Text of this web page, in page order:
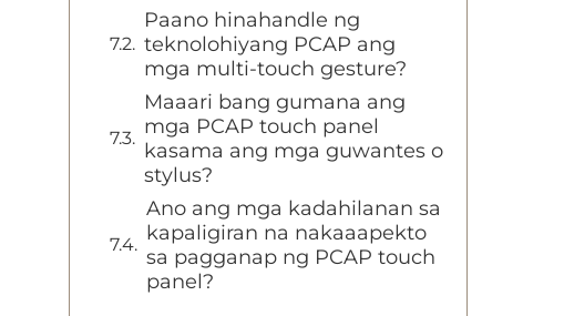
Paano hinahandle ng
teknolohiyang PCAP ang
mga multi-touch gesture?
Maaari bang gumana ang
mga PCAP touch panel
kasama ang mga guwantes o
stylus?
Ano ang mga kadahilanan sa
kapaligiran na nakaaapekto
sa pagganap ng PCAP touch
panel?